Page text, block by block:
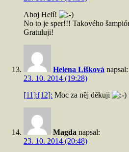
Ahoj Helí!
No to je sper!!! Takového
Gratuluji!
Helena Lišková napsal:
23. 10. 2014 (19:28)
[11]:[12]: Moc za něj děkuji
Magda napsal:
23. 10. 2014 (20:48)